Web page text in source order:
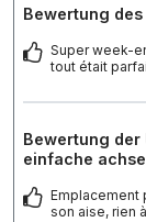
Bewertung
Super week-
tout était
Bewertung der
einfache
Emplacement
son aise, rien